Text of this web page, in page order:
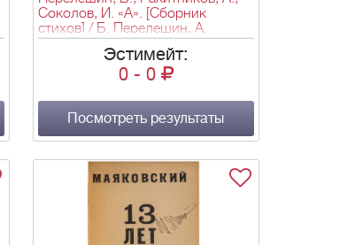
Соколов, И. «А». [Сборник
стихов] / Б. Перелешин, А.
Ракитников, И. Соколов. -
Р.С.Ф.С.Р., 0,21 ХХ века; [М.,
1921]. - 14 с.; 17,5×11 см.
Эстимейт:
0- 0
Посмотреть результаты